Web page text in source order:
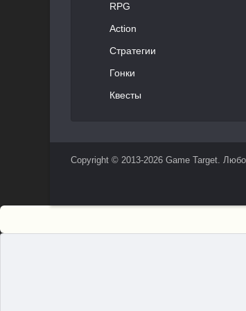
RPG
Action
Стратегии
Гонки
Квесты
Copyright © 2013-2026 Game Target.